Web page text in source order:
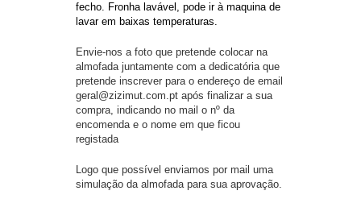
fecho. Fronha lavável, pode ir à maquina de
lavar em baixas temperaturas.
Envie-nos a foto que pretende colocar na
almofada juntamente com a dedicatória que
pretende inscrever para o endereço de email
geral@zizimut.com.pt após finalizar a sua
compra, indicando no mail o nº da
encomenda e o nome em que ficou
registada
Logo que possível enviamos por mail uma
simulação da almofada para sua aprovação.